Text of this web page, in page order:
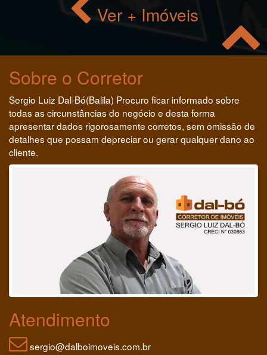
Ver + Imóveis
Sobre o Corretor
Sergio Luiz Dal-Bó(Balila) Procuro ficar informado sobre
todas as circunstâncias do negócio e desta forma
apresentar dados rigorosamente corretos, sem omissão de
detalhes que possam depreciar ou gerar qualquer dano ao
cliente.
Atendimento
sergio@dalboimoveis.com.br